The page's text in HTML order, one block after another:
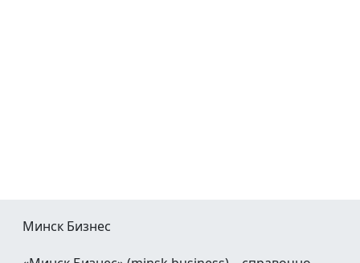
Минск Бизнес